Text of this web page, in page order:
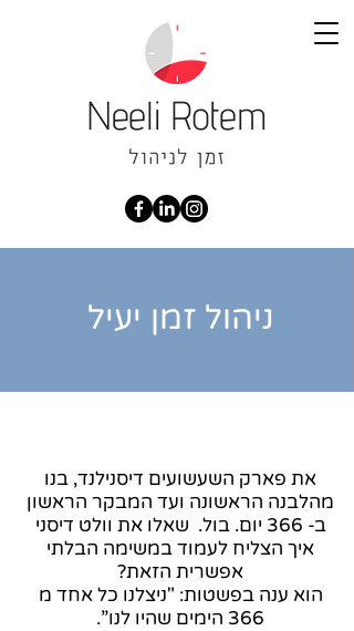
ניהול זמן יעיל
את פארק השעשועים דיסנילנד, בנו
מהלבנה הראשונה ועד המבקר הראשון
ב- 366 יום. בול. שאלו את וולט דיסני
איך הצליח לעמוד במשימה הבלתי
אפשרית הזאת?
הוא ענה בפשטות: "ניצלנו כל אחד מ
366 הימים שהיו לנו”.